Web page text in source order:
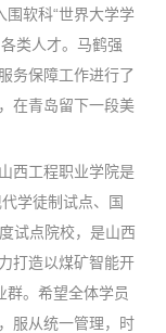
围软科“世界大学学
类人才。马鹤强
务保障工作进行了
在青岛留下一段美
西工程职业学院是
学徒制试点、国
试点院校，是山西
打造以煤矿智能开
群。希望全体学员
服从统一管理，时